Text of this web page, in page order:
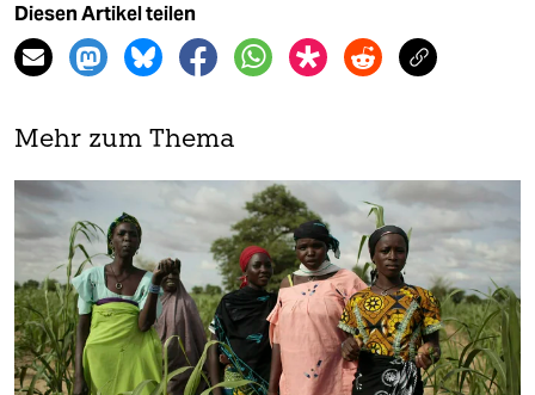
Diesen Artikel teilen
Mehr zum Thema